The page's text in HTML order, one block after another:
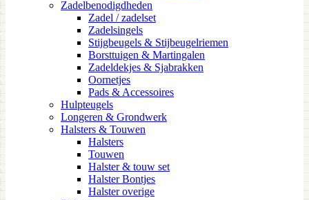
Zadelbenodigdheden
Zadel / zadelset
Zadelsingels
Stijgbeugels & Stijbeugelriemen
Borsttuigen & Martingalen
Zadeldekjes & Sjabrakken
Oornetjes
Pads & Accessoires
Hulpteugels
Longeren & Grondwerk
Halsters & Touwen
Halsters
Touwen
Halster & touw set
Halster Bontjes
Halster overige